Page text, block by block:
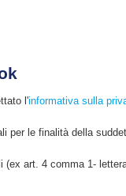
l'informativa sulla
per le finalità della
art. 4 comma 1-